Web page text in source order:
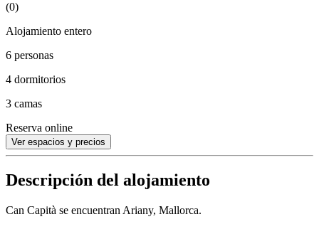
(0)
Alojamiento entero
6 personas
4 dormitorios
3 camas
Reserva online
Ver espacios y precios
Descripción del alojamiento
Can Capità se encuentran Ariany, Mallorca.